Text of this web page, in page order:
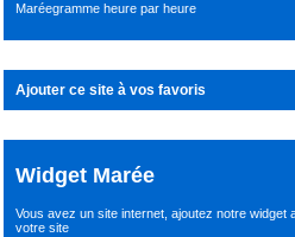
Maréegramme heure par heure
Ajouter ce site à vos favoris
Widget Marée
Vous avez un site internet,ajoutez notre widget
votre site